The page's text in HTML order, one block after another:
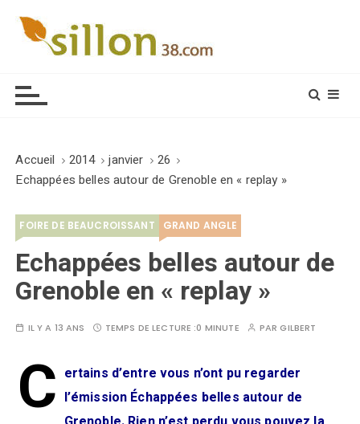
Accueil 2014 janvier
26
Echappées belles autour de Grenoble en « replay »
FOIRE DE BEAUCROISSANT GRAND ANGLE
Echappées belles autour de
Grenoble en « replay »
IL Y A 13 ANS TEMPS DE LECTURE :0 MINUTE PARGILBERT
C ertains d’entre vous n’ont pu regarder
l’émission Échappées belles autour de